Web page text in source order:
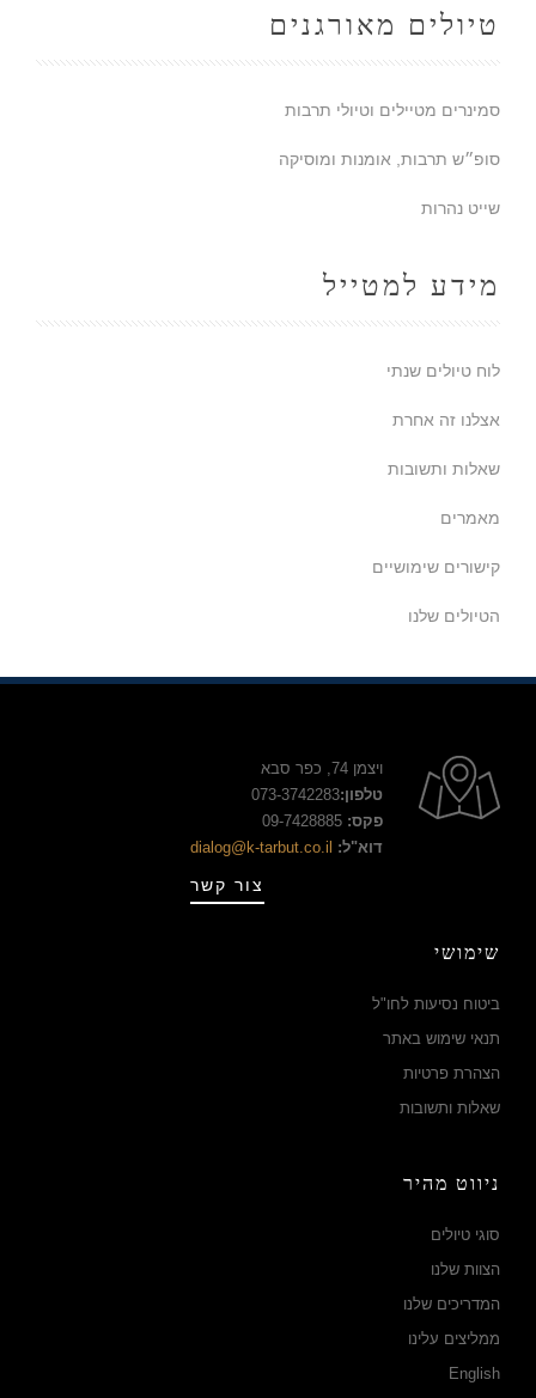
טיולים מאורגנים
סמינרים מטיילים וטיולי תרבות
סופ״ש תרבות, אומנות ומוסיקה
שייט נהרות
מידע למטייל
לוח טיולים שנתי
אצלנו זה אחרת
שאלות ותשובות
מאמרים
קישורים שימושיים
הטיולים שלנו
ויצמן 74, כפר סבא
טלפון:073-3742283
פקס:
דוא"ל: dialog@k-tarbut.co.il
צור קשר
שימושי
ביטוח נסיעות לחו"ל
תנאי שימוש באתר
הצהרת פרטיות
שאלות ותשובות
ניווט מהיר
סוגי טיולים
הצוות שלנו
המדריכים שלנו
ממליצים עלינו
English